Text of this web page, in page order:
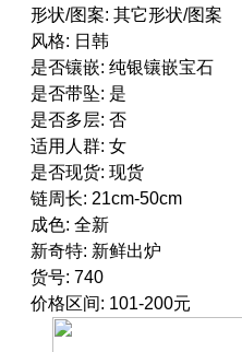
形状/图案: 其它形状/图案
风格: 日韩
是否镶嵌: 纯银镶嵌宝石
是否带坠: 是
是否多层: 否
适用人群: 女
是否现货: 现货
链周长: 21cm-50cm
成色: 全新
新奇特: 新鲜出炉
货号: 740
价格区间: 101-200元